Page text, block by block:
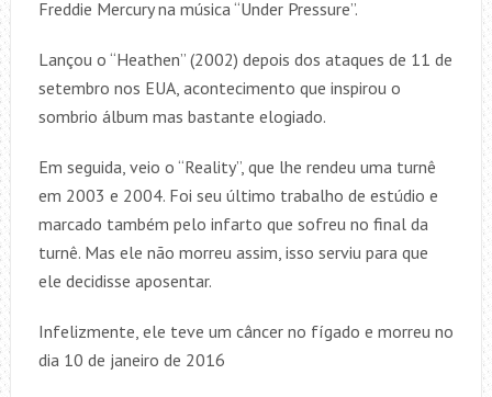
Freddie Mercury na música “Under Pressure”.
Lançou o “Heathen” (2002) depois dos ataques de 11 de
setembro nos EUA, acontecimento que inspirou o
sombrio álbum mas bastante elogiado.
Em seguida, veio o “Reality”, que lhe rendeu uma turnê
em 2003 e 2004. Foi seu último trabalho de estúdio e
marcado também pelo infarto que sofreu no final da
turnê. Mas ele não morreu assim, isso serviu para que
ele decidisse aposentar.
Infelizmente, ele teve um câncer no fígado e morreu no
dia 10 de janeiro de 2016